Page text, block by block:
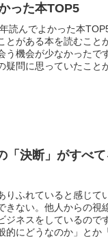
った本TOP5
読んでよかった本
とがある本を読むこと
う機会が少なかったで
問に思っていたこと
「決断」がすべ
りふれていると感じて
きない。他人からの視
ジネスをしているので
にどうなのか」とか